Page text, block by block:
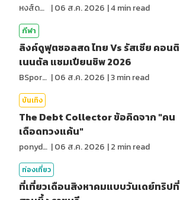
หงส์ดรุณ |06 ส.ค. 2026 |4min read
กีฬา
ลิงค์ดูฟุตซอลสด ไทย Vs รัสเซีย คอนติ
เนนตัล แชมเปียนชิพ 2026
BSports8 |06 ส.ค. 2026 |3min read
บันเทิง
The Debt Collector ข้อคิดจาก "คน
เดือดทวงแค้น"
ponydiary |06 ส.ค. 2026 |2 min read
ท่องเที่ยว
ที่เที่ยวเดือนสิงหาคมแบบวันเดย์ทริปที่